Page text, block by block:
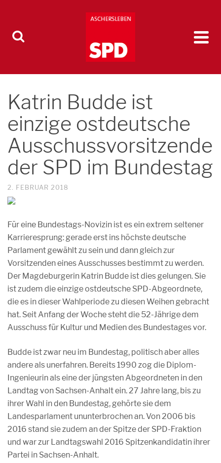
Katrin Budde ist
einzige ostdeutsche
Ausschussvorsitzende
der SPD im Bundestag
2. FEBRUAR 2018
Für eine Bundestags-Novizin ist es ein extrem seltener
Karrieresprung: gerade erst ins höchste deutsche
Parlament gewählt zu sein und dann gleich zur
Vorsitzenden eines Ausschusses bestimmt zu werden.
Der Magdeburgerin Katrin Budde ist dies gelungen. Sie
ist zudem die einzige ostdeutsche SPD-Abgeordnete,
die es in dieser Wahlperiode zu diesen Weihen gebracht
hat. Seit Anfang der Woche steht die 52-Jährige dem
Ausschuss für Kultur und Medien des Bundestages vor.
Budde ist zwar neu im Bundestag, politisch aber alles
andere als unerfahren. Bereits 1990 zog die Diplom-
Ingenieurin als eine der jüngsten Abgeordneten in den
Landtag von Sachsen-Anhalt ein. 27 Jahre lang, bis zu
ihrer Wahl in den Bundestag, gehörte sie dem
Landesparlament ununterbrochen an. Von 2006 bis
2016 stand sie zudem an der Spitze der SPD-Fraktion
und war zur Landtagswahl 2016 Spitzenkandidatin ihrer
Partei in Sachsen-Anhalt.